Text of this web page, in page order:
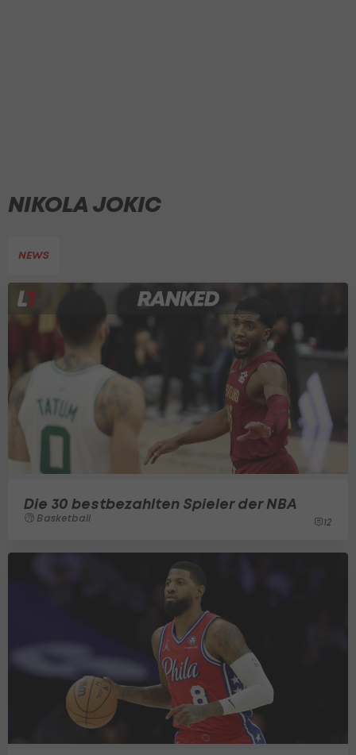
NIKOLA JOKIC
NEWS
Die 30 bestbezahlten Spieler der NBA
Basketball 12